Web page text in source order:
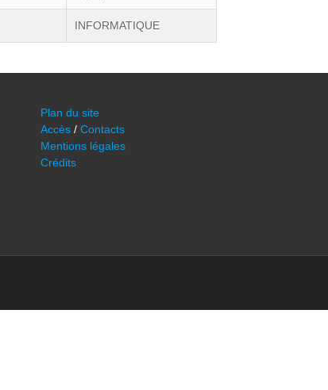
INFORMATIQUE
Plan du site
Accès / Contacts
Mentions légales
Crédits